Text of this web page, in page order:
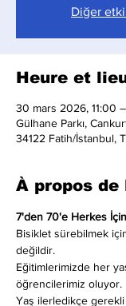
Diğer
Heure et
30 mars 2026, 11:00
Gülhane Parkı,
34122 Fatih/İstanbul,
À propos de
7'den 70'e Herkes İçin
Bisiklet sürebilmek
değildir.
Eğitimlerimizde her
öğrencilerimiz oluyor.
Yaş ilerledikçe